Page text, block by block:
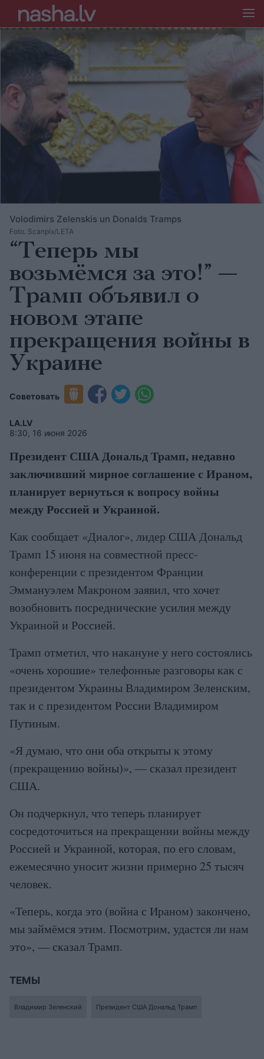
Volodimirs Zelenskis un Donalds Tramps
Foto. Scanpix/LETA
“Теперь мы
возьмёмся за это!” —
Трамп объявил о
новом этапе
прекращения войны в
Украине
Советовать
LA.LV
8:30, 16 июня 2026
Президент США Дональд Трамп, недавно
заключивший мирное соглашение с Ираном,
планирует вернуться к вопросу войны
между Россией и Украиной.
Как сообщает «Диалог», лидер США Дональд
Трамп 15 июня на совместной пресс-
конференции с президентом Франции
Эммануэлем Макроном заявил, что хочет
возобновить посреднические усилия между
Украиной и Россией.
Трамп отметил, что накануне у него состоялись
«очень хорошие» телефонные разговоры как с
президентом Украины Владимиром Зеленским,
так и с президентом России Владимиром
Путиным.
«Я думаю, что они оба открыты к этому
(прекращению войны)», — сказал президент
США.
Он подчеркнул, что теперь планирует
сосредоточиться на прекращении войны между
Россией и Украиной, которая, по его словам,
ежемесячно уносит жизни примерно 25 тысяч
человек.
«Теперь, когда это (война с Ираном) закончено,
мы займёмся этим. Посмотрим, удастся ли нам
это», — сказал Трамп.
ТЕМЫ
Владимир Зеленский Президент США Дональд Трамп